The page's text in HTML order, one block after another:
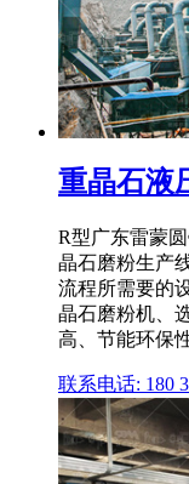
重晶石液
R型广东雷蒙
晶石磨粉生产
流程所需要的
晶石磨粉机、
高、节能环保
联系电话: 180